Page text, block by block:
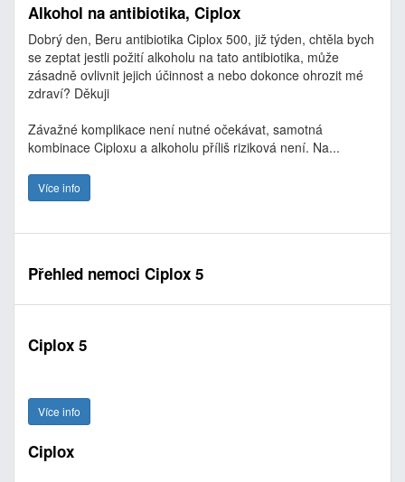
Alkohol na antibiotika, Ciplox
Dobrý den, Beru antibiotika Ciplox 500, již týden, chtěla bych
se zeptat jestli požití alkoholu na tato antibiotika, může
zásadně ovlivnit jejich účinnost a nebo dokonce ohrozit mé
zdraví? Děkuji
Závažné komplikace není nutné očekávat, samotná
kombinace Ciploxu a alkoholu příliš riziková není. Na...
Více info
Přehled nemoci Ciplox 5
Ciplox 5
Více info
Ciplox